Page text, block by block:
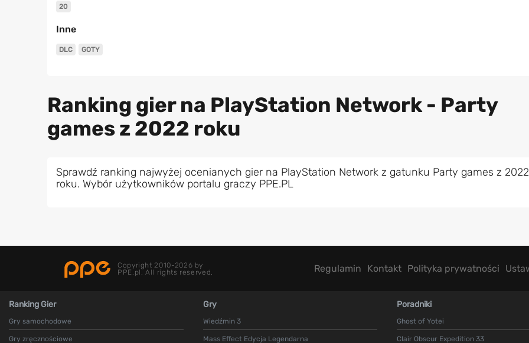
20
Inne
DLC GOTY
Ranking gier na PlayStation Network - Party
games z 2022 roku
Sprawdź ranking najwyżej ocenianych gier na PlayStation Network z gatunku Party games z 2022
roku. Wybór użytkowników portalu graczy PPE.PL
Copyright 2010-2026 by
PPE.pl. All rights reserved.
Regulamin Kontakt Polityka prywatności
Ranking Gier
Gry samochodowe
Gry zręcznościowe
Gry
Wiedźmin 3
Mass Effect Edycja Legendarna
Poradniki
Ghost of Yotei
Clair Obscur Expedition 33